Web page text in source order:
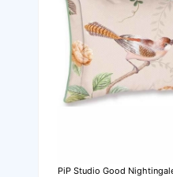
PiP Studio Good